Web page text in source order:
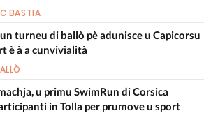
BASTIA
turneu di ballò pè adunisce u Capicorsu
è à a cunvivialità
u primu SwimRun di Corsica
in Tolla per prumove u sport